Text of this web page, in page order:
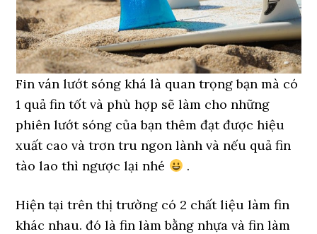
Fin ván lướt sóng khá là quan trọng bạn mà có
1 quả fin tốt và phù hợp sẽ làm cho những
phiên lướt sóng của bạn thêm đạt được hiệu
xuất cao và trơn tru ngon lành và nếu quả fin
tào lao thì ngược lại nhé
.
Hiện tại trên thị trường có 2 chất liệu làm fin
khác nhau. đó là fin làm bằng nhựa và fin làm